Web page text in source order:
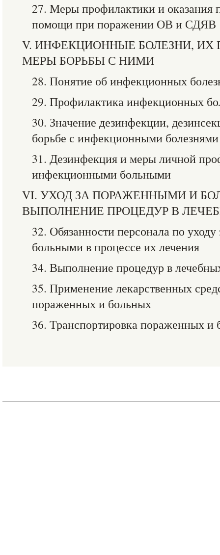
27. Меры профилактики и оказания
помощи при поражении ОВ и СДЯВ
V. ИНФЕКЦИОННЫЕ БОЛЕЗНИ,
МЕРЫ БОРЬБЫ С НИМИ
28. Понятие об инфекционных
29. Профилактика инфекционных
30. Значение дезинфекции,
борьбе с инфекционными болезнями
31. Дезинфекция и меры личной
инфекционными больными
VI. УХОД ЗА ПОРАЖЕННЫМИ И
ВЫПОЛНЕНИЕ ПРОЦЕДУР В
32. Обязанности персонала по
больными в процессе их лечения
34. Выполнение процедур в
35. Применение лекарственных
пораженных и больных
36. Транспортировка пораженных и